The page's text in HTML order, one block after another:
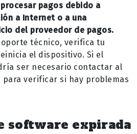
pagos debido a
a Internet o a una
del proveedor de pagos.
técnico, verifica tu
el dispositivo. Si el
ser necesario contactar al
verificar si hay problemas
software expirada